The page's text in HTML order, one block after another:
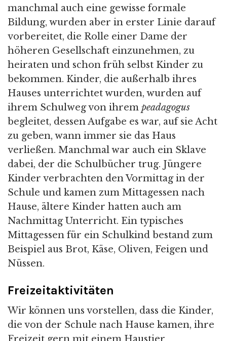
manchmal auch eine gewisse formale
Bildung, wurden aber in erster Linie darauf
vorbereitet, die Rolle einer Dame der
höheren Gesellschaft einzunehmen, zu
heiraten und schon früh selbst Kinder zu
bekommen. Kinder, die außerhalb ihres
Hauses unterrichtet wurden, wurden auf
ihrem Schulweg von ihrem peadagogus
begleitet, dessen Aufgabe es war, auf sie Acht
zu geben, wann immer sie das Haus
verließen. Manchmal war auch ein Sklave
dabei, der die Schulbücher trug. Jüngere
Kinder verbrachten den Vormittag in der
Schule und kamen zum Mittagessen nach
Hause, ältere Kinder hatten auch am
Nachmittag Unterricht. Ein typisches
Mittagessen für ein Schulkind bestand zum
Beispiel aus Brot, Käse, Oliven, Feigen und
Nüssen.
Freizeitaktivitäten
Wir können uns vorstellen, dass die Kinder,
die von der Schule nach Hause kamen, ihre